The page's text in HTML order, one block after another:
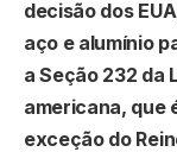
decisão dos
aço e alumínio
a Seção 232 da
americana, que
exceção do